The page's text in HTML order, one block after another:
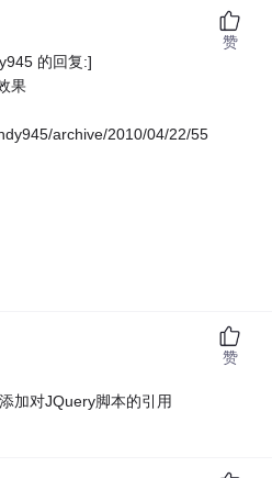
的回复:]
果
archive/2010/04/22/55
赞
加对JQuery脚本的引用
赞